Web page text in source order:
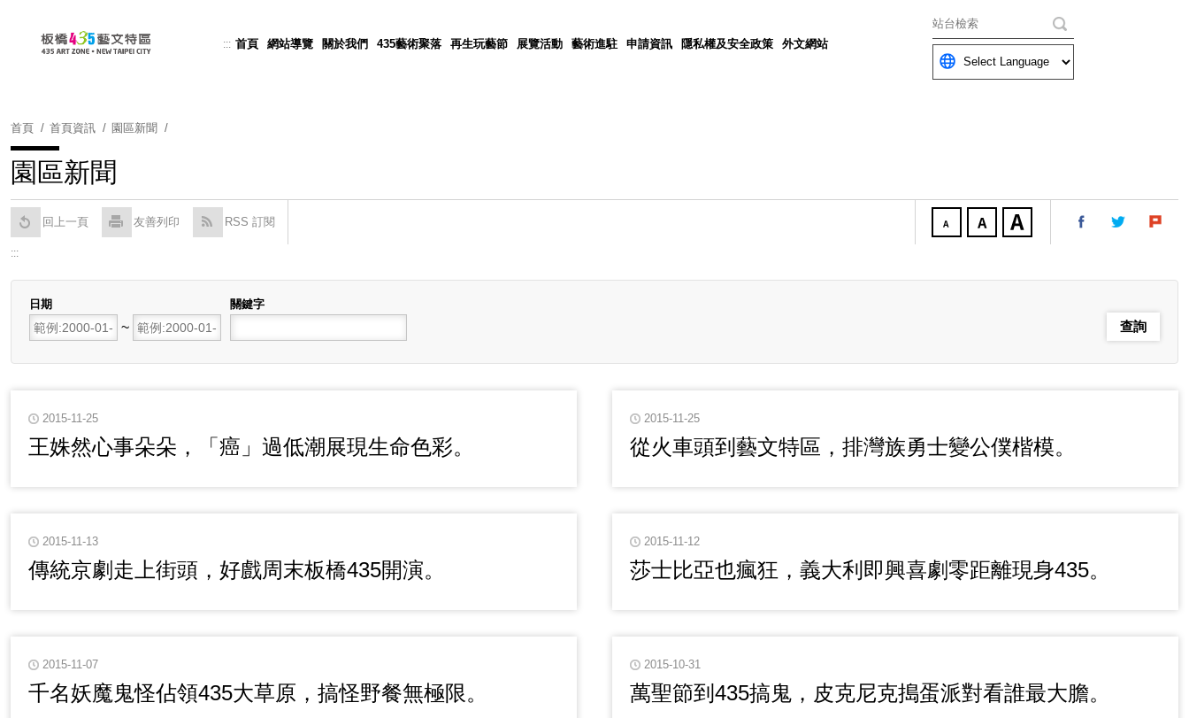
::: 首頁 網站導覽 關於我們 435藝術聚落 再生玩藝節 展覽活動 藝術進駐 申請資訊 隱私權及安全政策 外文網站
關鍵字
Powered by
首頁 首頁資訊 園區新聞
園區新聞
回上一頁 友善列印 RSS 訂閱
:::
日期
開始日期
~
關鍵字
2015-11-25
王姝然心事朵朵，「癌」過低潮展現生命色彩。
2015-11-25
從火車頭到藝文特區，排灣族勇士變公僕楷模。
2015-11-13
傳統京劇走上街頭，好戲周末板橋435開演。
2015-11-12
莎士比亞也瘋狂，義大利即興喜劇零距離現身435。
2015-11-07
千名妖魔鬼怪佔領435大草原，搞怪野餐無極限。
2015-10-31
萬聖節到435搞鬼，皮克尼克搗蛋派對看誰最大膽。